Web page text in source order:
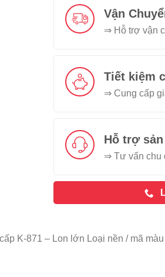
Vận
⇒ Hỗ trợ vận
Tiết kiệm
⇒ Cung cấp
Hỗ trợ
⇒ Tư vấn chu
K-871 – Lon lớn Loại nền / mã